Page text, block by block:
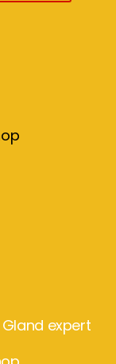
Gland expert